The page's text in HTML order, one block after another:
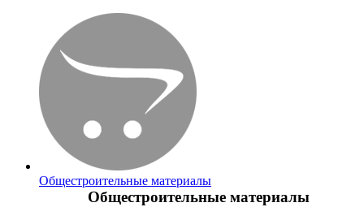
Общестроительные материалы
Общестроительные материалы